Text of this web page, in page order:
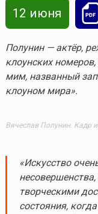
12 июня
Полунин — актёр,
клоунских
мим, названный
клоуном мира».
Вячеслав Полунин. Кадр
«Искусство
творческими
состояния,